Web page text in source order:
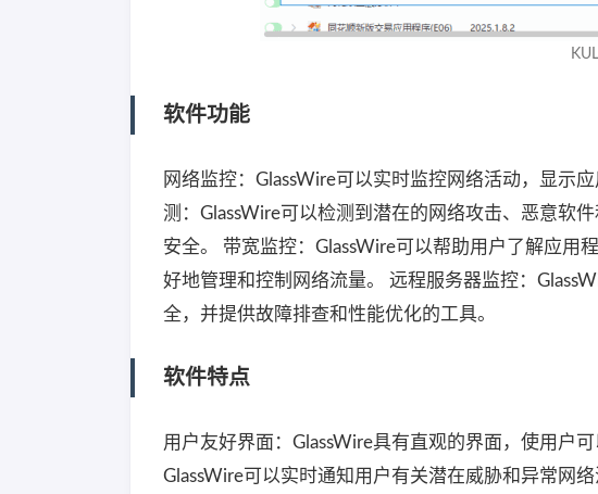
软件功能
网络监控：GlassWire可以实时监控网络活动，显示
测：GlassWire可以检测到潜在的网络攻击、恶意软
安全。 带宽监控：GlassWire可以帮助用户了解应用
好地管理和控制网络流量。 远程服务器监控：
全，并提供故障排查和性能优化的工具。
软件特点
用户友好界面：GlassWire具有直观的界面，使用户
GlassWire可以实时通知用户有关潜在威胁和异常网